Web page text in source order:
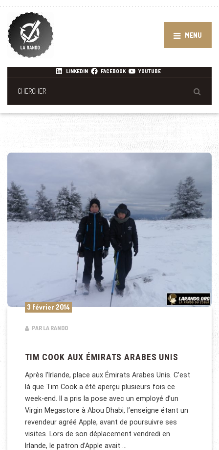
MENU
LINKEDIN FACEBOOK YOUTUBE
3 février 2014
PAR LA RANDO
TIM COOK AUX ÉMIRATS ARABES UNIS
Après l’Irlande, place aux Émirats Arabes Unis. C’est
là que Tim Cook a été aperçu plusieurs fois ce
week-end. Il a pris la pose avec un employé d’un
Virgin Megastore à Abou Dhabi, l’enseigne étant un
revendeur agréé Apple, avant de poursuivre ses
visites. Lors de son déplacement vendredi en
Irlande, le patron d’Apple avait …